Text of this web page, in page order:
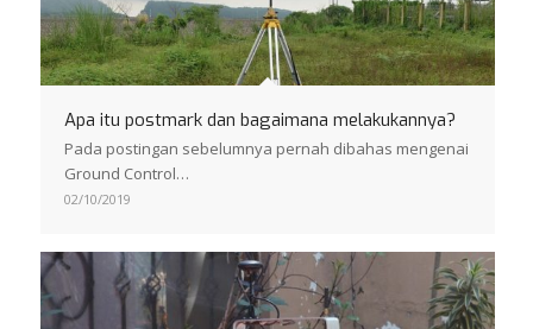
Apa itu postmark dan bagaimana melakukannya?
Pada postingan sebelumnya pernah dibahas mengenai
Ground Control…
02/10/2019